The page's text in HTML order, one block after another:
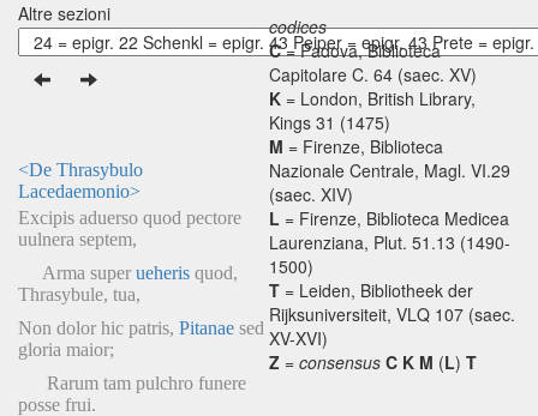
Altre sezioni
<De Thrasybulo
Lacedaemonio>
Excipis aduerso quod pectore
uulnera septem,
Arma super ueheris quod,
Thrasybule, tua,
Non dolor hic patris, Pitanae sed
gloria maior;
Rarum tam pulchro funere
posse frui.
codices
C= Padova, Biblioteca
Capitolare C. 64 (saec. XV)
K = London, British Library,
Kings 31 (1475)
M = Firenze, Biblioteca
Nazionale Centrale, Magl. VI.29
(saec. XIV)
L = Firenze, Biblioteca Medicea
Laurenziana, Plut. 51.13 (1490-
1500)
T = Leiden, Bibliotheek der
Rijksuniversiteit, VLQ 107 (saec.
XV-XVI)
Z = consensus C K M (L) T